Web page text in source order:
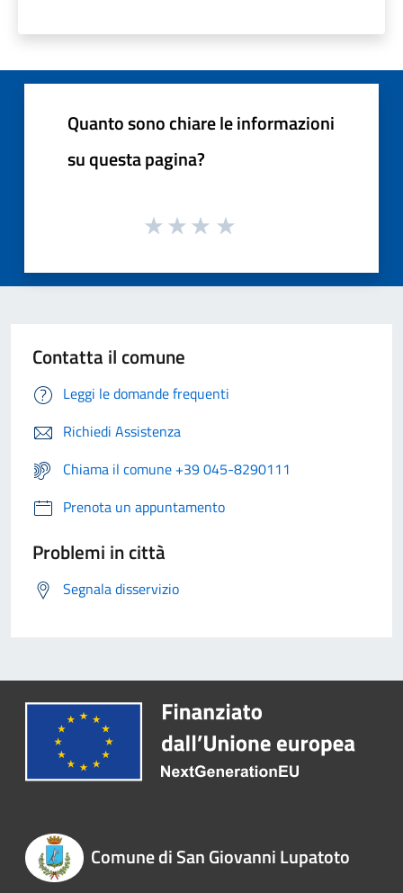
Quanto sono chiare le informazioni
su questa pagina?
Contatta il comune
Leggi le domande frequenti
Richiedi Assistenza
Chiama il comune +39 045-8290111
Prenota un appuntamento
Problemi in città
Segnala disservizio
Comune di San Giovanni Lupatoto